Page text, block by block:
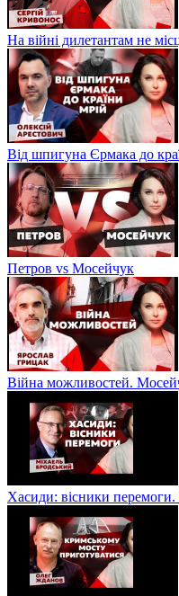
На війні дилетантам не
Від шпигуна Єрмака до
Петров vs Мосейчук
Війна можливостей.
Хасиди: вісники